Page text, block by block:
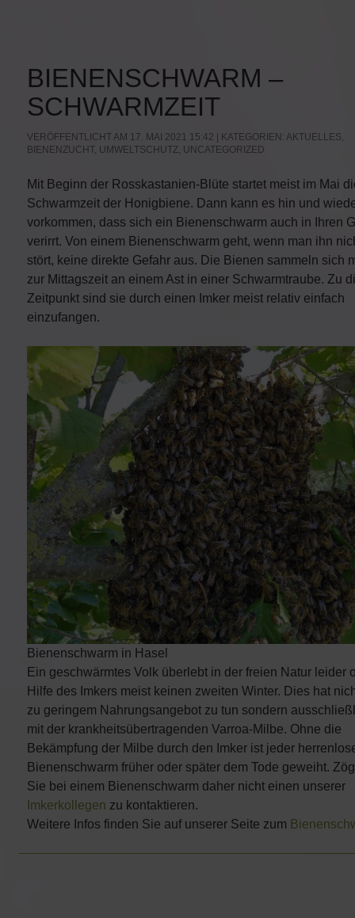
BIENENSCHWARM –
SCHWARMZEIT
VERÖFFENTLICHT AM 17. MAI 2021 15:42 | KATEGORIEN: AKTUELLES,
BIENENZUCHT, UMWELTSCHUTZ, UNCATEGORIZED
Mit Beginn der Rosskastanien-Blüte startet meist im Mai
Schwarmzeit der Honigbiene. Dann kann es hin und
vorkommen, dass sich ein Bienenschwarm auch in Ihren
verirrt. Von einem Bienenschwarm geht, wenn man ihn
stört, keine direkte Gefahr aus. Die Bienen sammeln sich
zur Mittagszeit an einem Ast in einer Schwarmtraube. Zu
Zeitpunkt sind sie durch einen Imker meist relativ einfach
einzufangen.
Bienenschwarm in Hasel
Ein geschwärmtes Volk überlebt in der freien Natur leider
Hilfe des Imkers meist keinen zweiten Winter. Dies hat
zu geringem Nahrungsangebot zu tun sondern
mit der krankheitsübertragenden Varroa-Milbe. Ohne die
Bekämpfung der Milbe durch den Imker ist jeder
Bienenschwarm früher oder später dem Tode geweiht.
Sie bei einem Bienenschwarm daher nicht einen unserer
Imkerkollegen zu kontaktieren.
Weitere Infos finden Sie auf unserer Seite zum